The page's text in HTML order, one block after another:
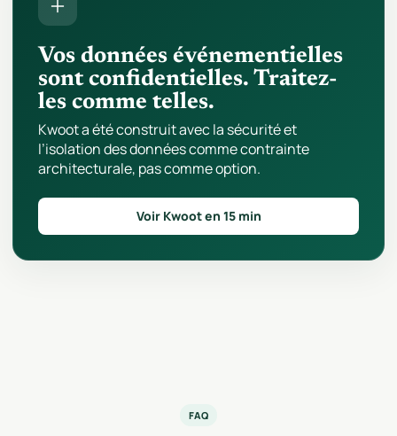
Vos données événementielles
sont confidentielles. Traitez-
les comme telles.
Kwoot a été construit avec la sécurité et
l’isolation des données comme contrainte
architecturale, pas comme option.
Voir Kwoot en 15 min
FAQ